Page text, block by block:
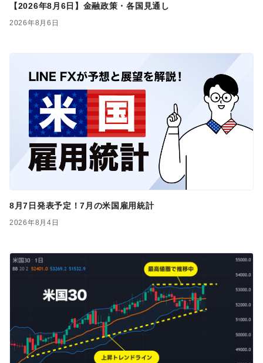
【2026年8月6日】金融政策・各国見通し
2026年8月6日
8月7日発表予定！7月の米国雇用統計
2026年8月4日